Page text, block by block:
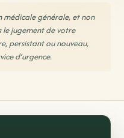
générale, et non
le jugement de votre
persistant ou nouveau,
d’urgence.